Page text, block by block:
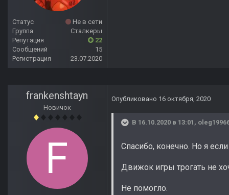
Статус
Не в сети
Группа
Сталкеры
Репутация
22
Сообщений
15
Регистрация
23.07.2020
frankenshtayn
Новичок
Опубликовано 16 октября, 2020
В 16.10.2020 в 13:01,
Спасибо, конечно. Но я
Движок игры трогать не
Не помогло.